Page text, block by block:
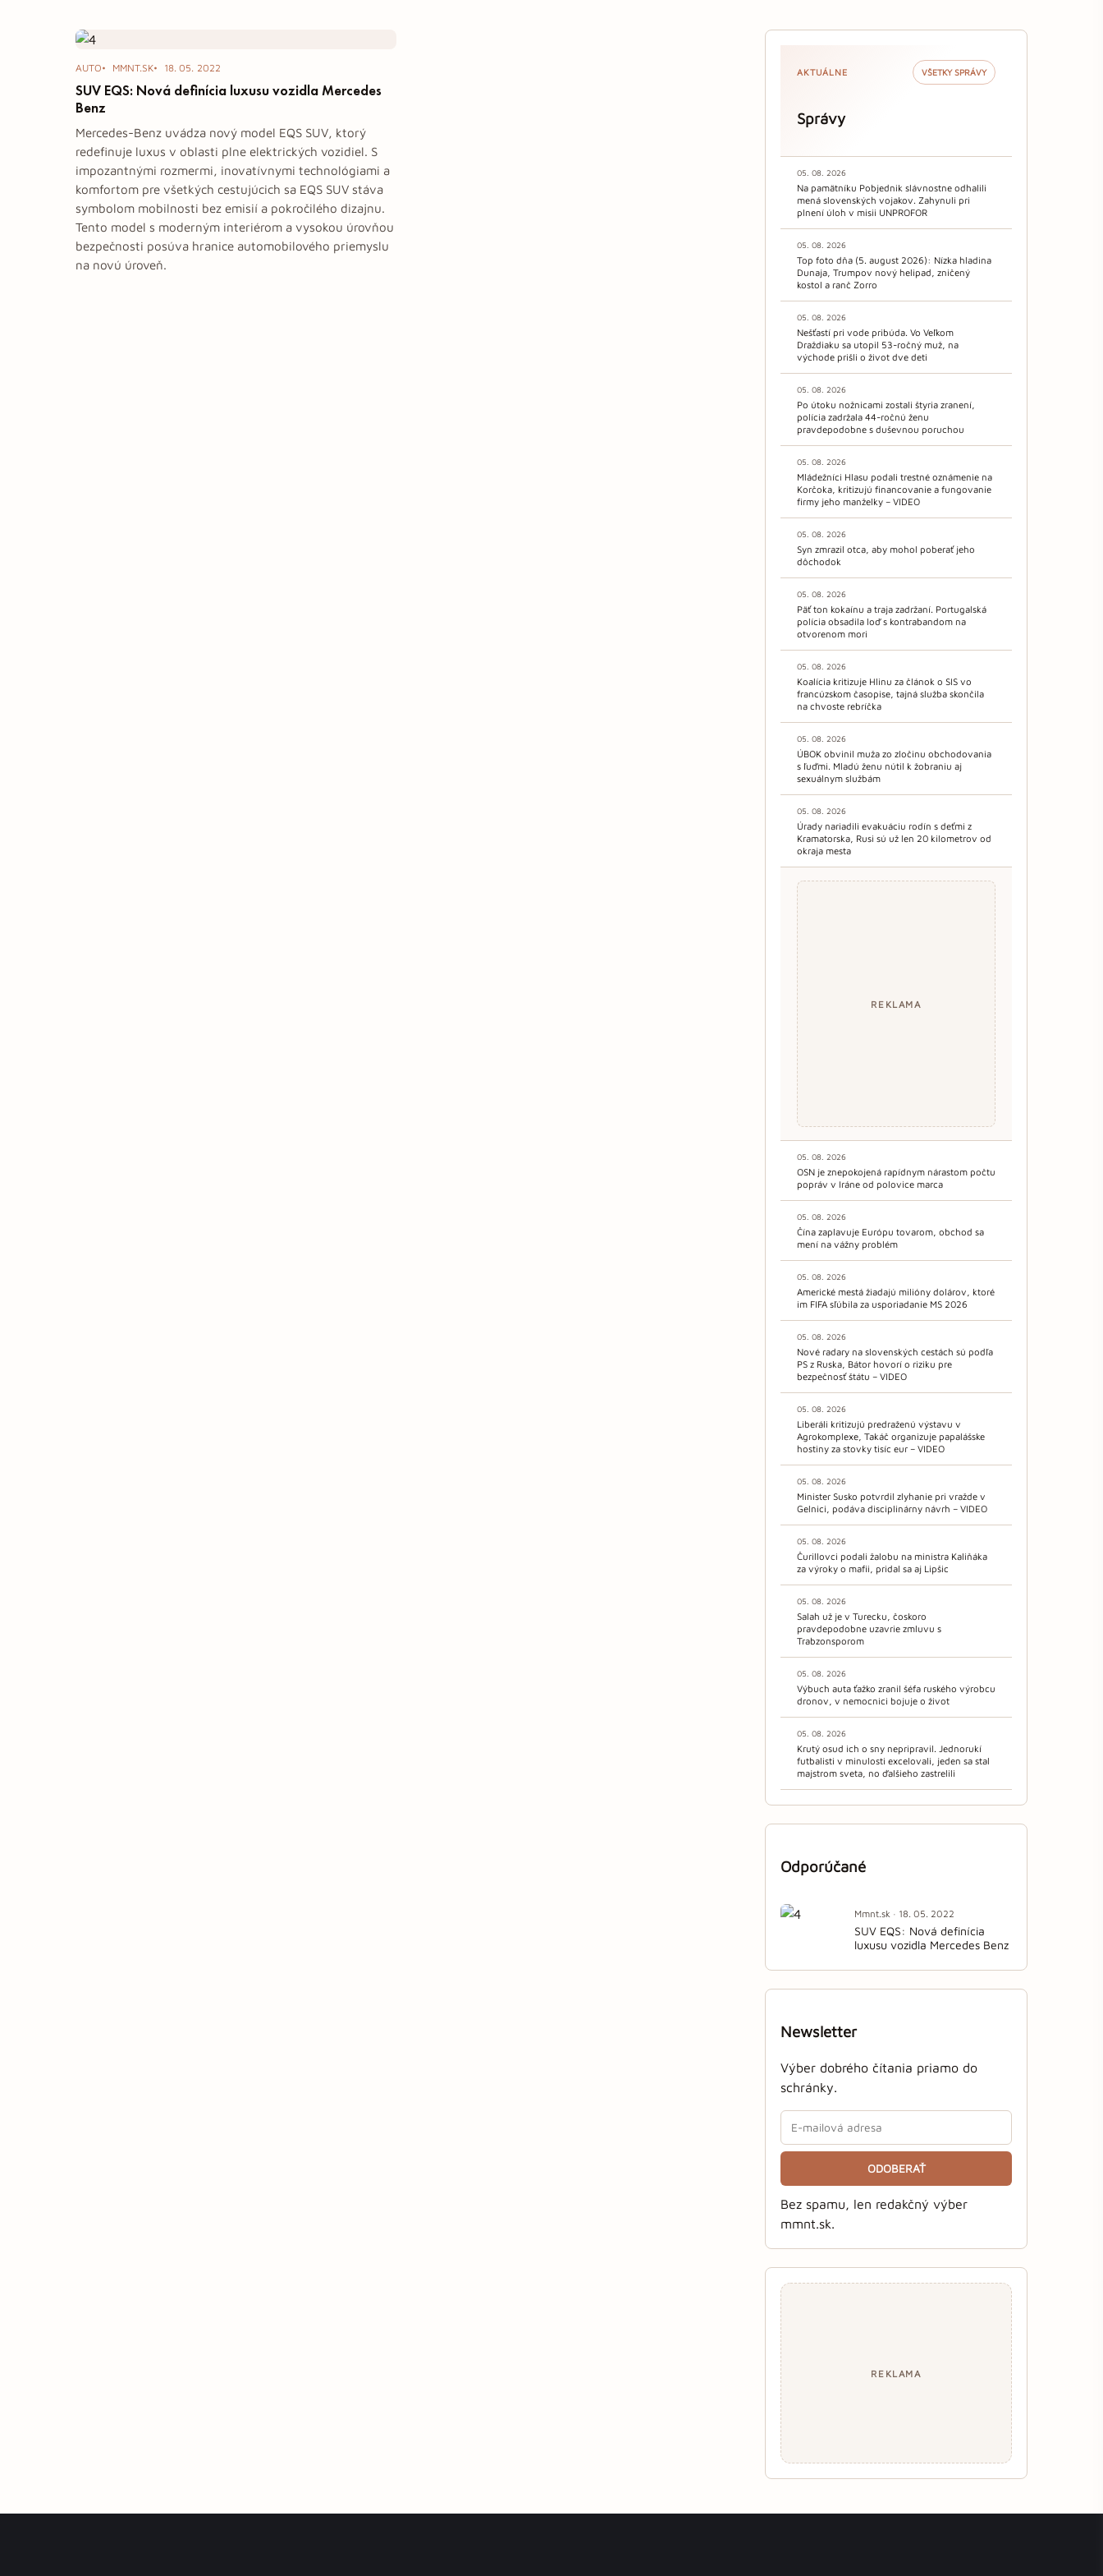
AUTO MMNT.SK 18. 05. 2022
SUV EQS: Nová definícia luxusu vozidla Mercedes
Benz
Mercedes-Benz uvádza nový model EQS SUV, ktorý
redefinuje luxus v oblasti plne elektrických vozidiel. S
impozantnými rozmermi, inovatívnymi technológiami a
komfortom pre všetkých cestujúcich sa EQS SUV stáva
symbolom mobilnosti bez emisií a pokročilého dizajnu.
Tento model s moderným interiérom a vysokou úrovňou
bezpečnosti posúva hranice automobilového priemyslu
na novú úroveň.
AKTUÁLNE VŠETKY SPRÁVY
Správy
05. 08. 2026
Na pamätníku Pobjednik slávnostne odhalili
mená slovenských vojakov. Zahynuli pri
plnení úloh v misii UNPROFOR
05. 08. 2026
Top foto dňa (5. august 2026): Nízka hladina
Dunaja, Trumpov nový helipad, zničený
kostol a ranč Zorro
05. 08. 2026
Nešťastí pri vode pribúda. Vo Veľkom
Draždiaku sa utopil 53-ročný muž, na
východe prišli o život dve deti
05. 08. 2026
Po útoku nožnicami zostali štyria zranení,
polícia zadržala 44-ročnú ženu
pravdepodobne s duševnou poruchou
05. 08. 2026
Mládežníci Hlasu podali trestné oznámenie na
Korčoka, kritizujú financovanie a fungovanie
firmy jeho manželky – VIDEO
05. 08. 2026
Syn zmrazil otca, aby mohol poberať jeho
dôchodok
05. 08. 2026
Päť ton kokaínu a traja zadržaní. Portugalská
polícia obsadila loď s kontrabandom na
otvorenom mori
05. 08. 2026
Koalícia kritizuje Hlinu za článok o SIS vo
francúzskom časopise, tajná služba skončila
na chvoste rebríčka
05. 08. 2026
ÚBOK obvinil muža zo zločinu obchodovania
s ľuďmi. Mladú ženu nútil k žobraniu aj
sexuálnym službám
05. 08. 2026
Úrady nariadili evakuáciu rodín s deťmi z
Kramatorska, Rusi sú už len 20 kilometrov od
okraja mesta
REKLAMA
05. 08. 2026
OSN je znepokojená rapídnym nárastom počtu
popráv v Iráne od polovice marca
05. 08. 2026
Čína zaplavuje Európu tovarom, obchod sa
mení na vážny problém
05. 08. 2026
Americké mestá žiadajú milióny dolárov, ktoré
im FIFA sľúbila za usporiadanie MS 2026
05. 08. 2026
Nové radary na slovenských cestách sú podľa
PS z Ruska, Bátor hovorí o riziku pre
bezpečnosť štátu – VIDEO
05. 08. 2026
Liberáli kritizujú predraženú výstavu v
Agrokomplexe, Takáč organizuje papalášske
hostiny za stovky tisíc eur – VIDEO
05. 08. 2026
Minister Susko potvrdil zlyhanie pri vražde v
Gelnici, podáva disciplinárny návrh – VIDEO
05. 08. 2026
Čurillovci podali žalobu na ministra Kaliňáka
za výroky o mafii, pridal sa aj Lipšic
05. 08. 2026
Salah už je v Turecku, čoskoro
pravdepodobne uzavrie zmluvu s
Trabzonsporom
05. 08. 2026
Výbuch auta ťažko zranil šéfa ruského výrobcu
dronov, v nemocnici bojuje o život
05. 08. 2026
Krutý osud ich o sny nepripravil. Jednorukí
futbalisti v minulosti excelovali, jeden sa stal
majstrom sveta, no ďalšieho zastrelili
Odporúčané
Mmnt.sk · 18. 05. 2022
SUV EQS: Nová definícia
luxusu vozidla Mercedes Benz
Newsletter
Výber dobrého čítania priamo do
schránky.
ODOBERAŤ
Bez spamu, len redakčný výber
mmnt.sk.
REKLAMA